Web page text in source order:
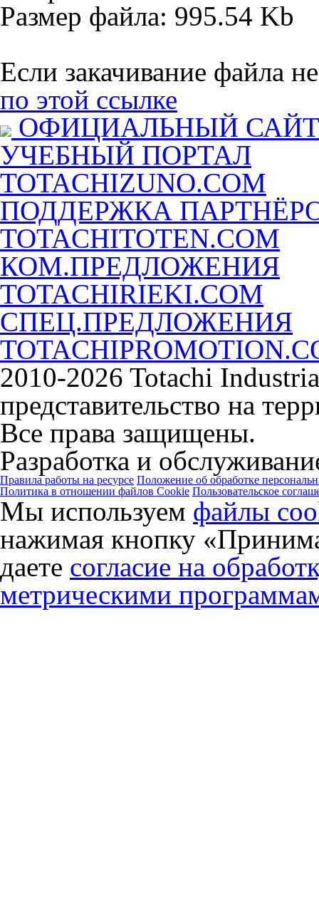
Размер файла: 995.54 Kb
Если закачивание файла
по этой ссылке
ОФИЦИАЛЬНЫЙ
УЧЕБНЫЙ ПОРТАЛ
TOTACHIZUNO.COM
ПОДДЕРЖКА
TOTACHITOTEN.COM
КОМ.ПРЕДЛОЖЕНИЯ
TOTACHIRIEKI.COM
СПЕЦ.ПРЕДЛОЖЕНИЯ
2010-2026 Totachi
представительство на
Все права защищены.
Разработка и
Правила работы на ресурсе Положение об обработке
Политика в отношении файлов Cookie Пользовательское
Мы используем файлы
нажимая кнопку
даете согласие на
метрическими